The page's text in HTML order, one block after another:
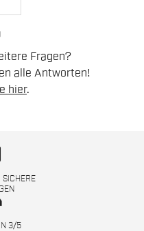
Fragen?
alle Antworten!
hier.
3/5